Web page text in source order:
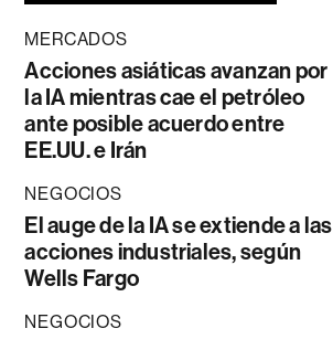
MERCADOS
Acciones asiáticas avanzan por
la IA mientras cae el petróleo
ante posible acuerdo entre
EE.UU. e Irán
NEGOCIOS
El auge de la IA se extiende a las
acciones industriales, según
Wells Fargo
NEGOCIOS